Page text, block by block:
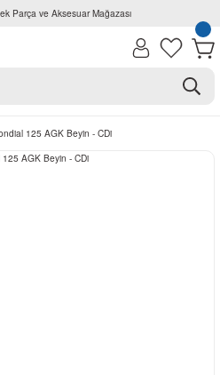
Parça ve Aksesuar Mağazası
125 AGK Beyin - CDi